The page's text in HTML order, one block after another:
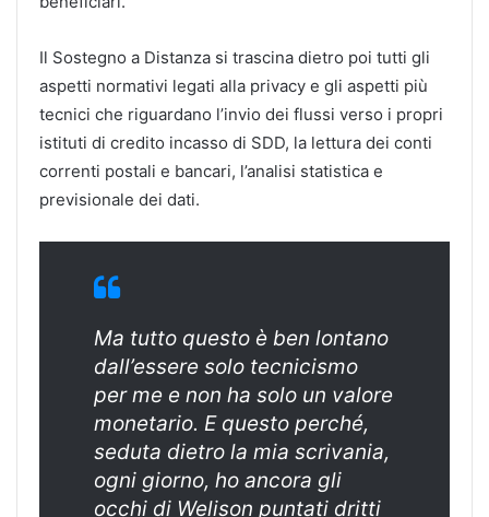
Il Sostegno a Distanza si trascina dietro poi tutti gli
aspetti normativi legati alla privacy e gli aspetti più
tecnici che riguardano l’invio dei flussi verso i propri
istituti di credito incasso di SDD, la lettura dei conti
correnti postali e bancari, l’analisi statistica e
previsionale dei dati.
Ma tutto questo è ben lontano
dall’essere solo tecnicismo
per me e non ha solo un valore
monetario. E questo perché,
seduta dietro la mia scrivania,
ogni giorno, ho ancora gli
occhi di Welison puntati dritti